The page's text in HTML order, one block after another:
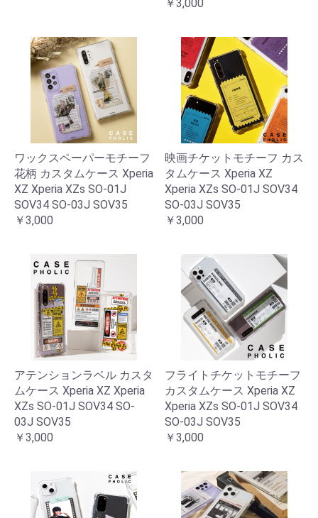
￥3,000
ワックスペーパーモチーフ
花柄 カスタムケース Xperia
XZ Xperia XZs SO-01J
SOV34 SO-03J SOV35
￥3,000
映画チケットモチーフ カス
タムケース Xperia XZ
Xperia XZs SO-01J SOV34
SO-03J SOV35
￥3,000
アテンションラベル カスタ
ムケース Xperia XZ Xperia
XZs SO-01J SOV34 SO-
03J SOV35
￥3,000
フライトチケットモチーフ
カスタムケース Xperia XZ
Xperia XZs SO-01J SOV34
SO-03J SOV35
￥3,000